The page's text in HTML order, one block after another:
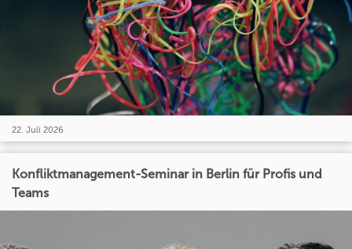
22. Juli 2026
Konfliktmanagement-Seminar in Berlin für Profis und
Teams